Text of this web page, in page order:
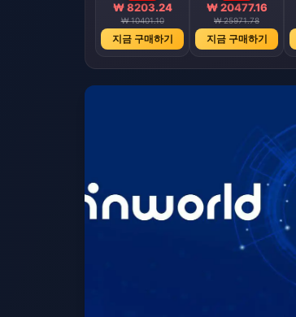
₩ 8203.24
₩ 10401.10
지금 구매하기
₩ 20477.16
₩ 25971.78
지금 구매하기